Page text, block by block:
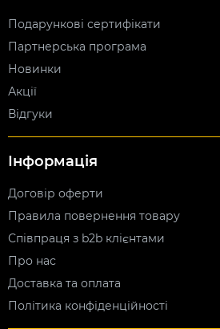
Подарункові сертифікати
Партнерська програма
Новинки
Акції
Відгуки
Інформація
Договір оферти
Правила повернення товару
Співпраця з b2b клієнтами
Про нас
Доставка та оплата
Політика конфіденційності